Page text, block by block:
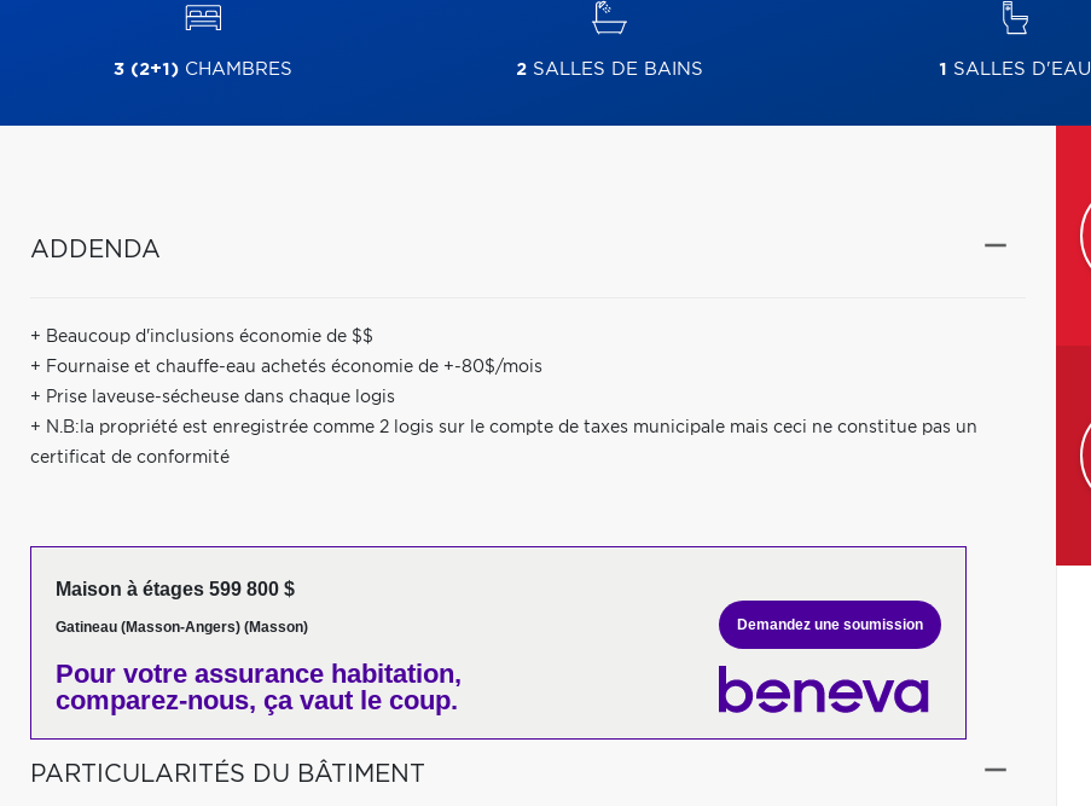
3 (2+1) CHAMBRES 2SALLES DE BAINS 1 SALLES D'EAU
ADDENDA
+ Beaucoup d'inclusions économie de $$
+ Fournaise et chauffe-eau achetés économie de +-80$/mois
+ Prise laveuse-sécheuse dans chaque logis
+ N.B:la propriété est enregistrée comme 2 logis sur le compte de taxes municipale mais ceci ne constitue pas un
certificat de conformité
Maison à étages 599 800 $
Gatineau (Masson-Angers) (Masson)
Pour votre assurance habitation,
comparez-nous, ça vaut le coup.
Demandez une soumission
PARTICULARITÉS DU BÂTIMENT